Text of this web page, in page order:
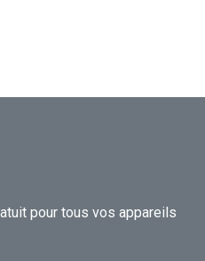
pour tous vos appareils